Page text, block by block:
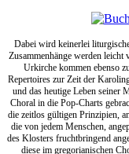
Dabei wird keinerlei
Zusammenhänge werden
Urkirche kommen ebenso
Repertoires zur Zeit der
und das heutige Leben seiner
Choral in die Pop-Charts
die zeitlos gültigen Prinzipien,
die von jedem Menschen,
des Klosters fruchtbringend
diese im gregorianischen